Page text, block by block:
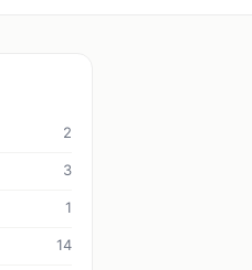
2
3
1
14